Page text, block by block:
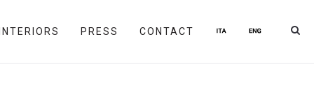
INTERIORS PRESS CONTACT